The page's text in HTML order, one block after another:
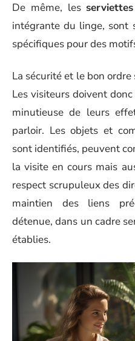
De même, les
intégrante du linge, sont
spécifiques pour des
La sécurité et le bon
Les visiteurs doivent
minutieuse de leurs
parloir. Les objets et
sont identifiés, peuvent
la visite en cours mais
respect scrupuleux des
maintien des liens
détenue, dans un cadre
établies.